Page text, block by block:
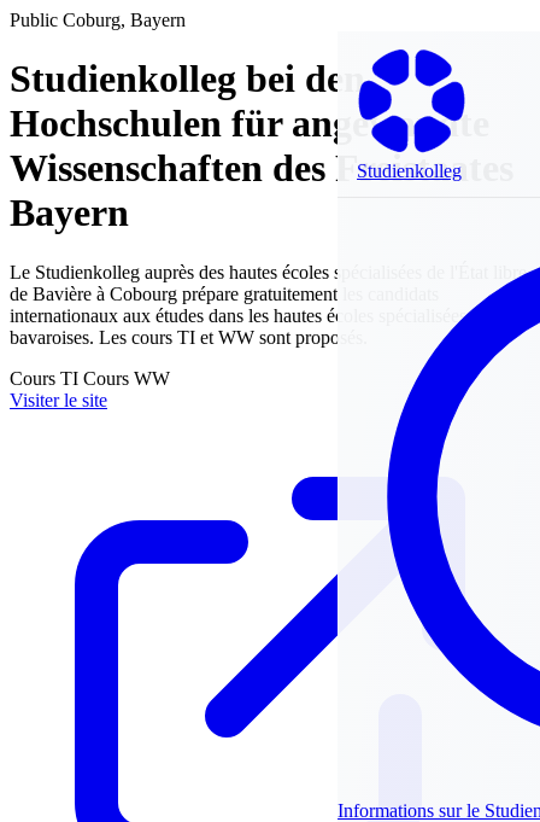
Studienkolleg
Informations sur le
Public Coburg, Bayern
Studienkolleg bei den
Hochschulen für angewandte
Wissenschaften des Freistaates
Bayern
Le Studienkolleg auprès des hautes écoles spécialisées de l'État libre
de Bavière à Cobourg prépare gratuitement les candidats
internationaux aux études dans les hautes écoles spécialisées
bavaroises. Les cours TI et WW sont proposés.
Cours TI Cours WW
Visiter le site